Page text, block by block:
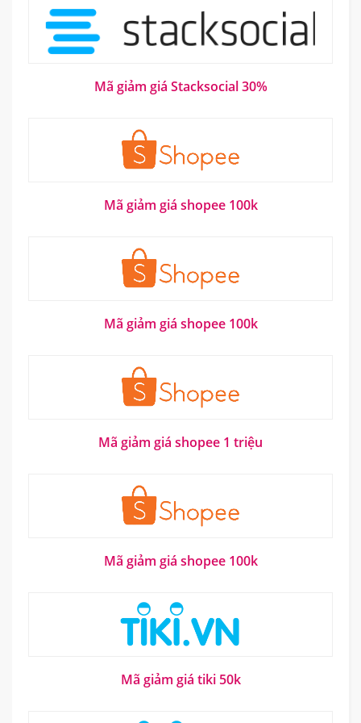
Mã giảm giá Stacksocial 30%
Mã giảm giá shopee 100k
Mã giảm giá shopee 100k
Mã giảm giá shopee 1 triệu
Mã giảm giá shopee 100k
Mã giảm giá tiki 50k